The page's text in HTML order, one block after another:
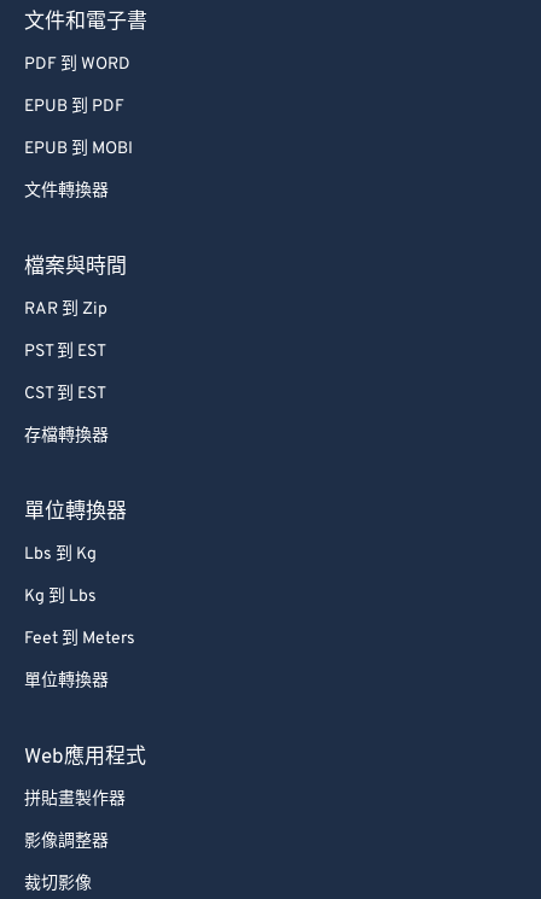
文件和電子書
PDF 到 WORD
EPUB 到 PDF
EPUB 到 MOBI
文件轉換器
檔案與時間
RAR 到 Zip
PST 到 EST
CST 到 EST
存檔轉換器
單位轉換器
Lbs 到 Kg
Kg 到 Lbs
Feet 到 Meters
單位轉換器
Web應用程式
拼貼畫製作器
影像調整器
裁切影像